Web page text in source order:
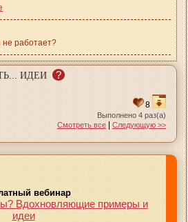
не работает?
ИДЕИ ?
8
Выполнено 4 раз(а)
Смотреть все | Следующую >>
вебинар
Вдохновляющие примеры и
идеи